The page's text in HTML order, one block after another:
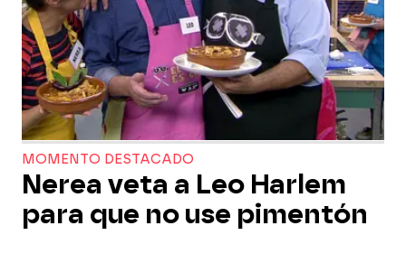
MOMENTO DESTACADO
Nerea veta a Leo Harlem
para que no use pimentón